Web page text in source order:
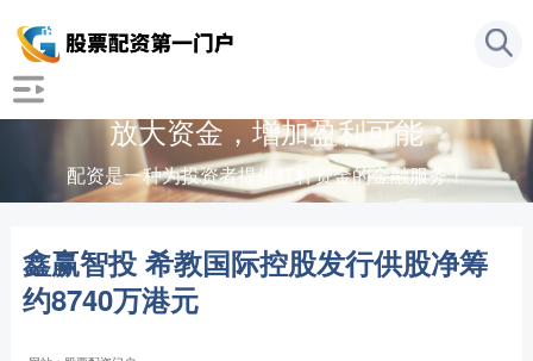
放大资金，增加盈利可能
配资是一种为投资者提供杠杆资金的金融服务！
鑫赢智投 希教国际控股发行供股净筹
约8740万港元